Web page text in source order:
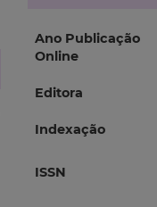
Ano Publicação
Online
Editora
Indexação
ISSN